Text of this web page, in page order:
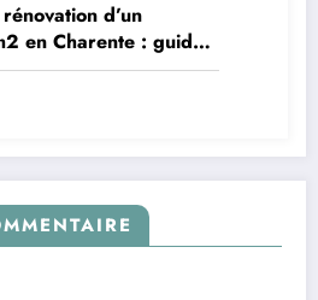
d’un
en Charente : guide